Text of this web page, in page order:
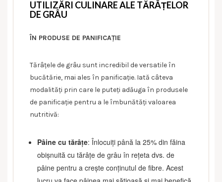
UTILIZĂRI CULINARE ALE TĂRÂȚELOR
DE GRÂU
ÎN PRODUSE DE PANIFICAȚIE
Tărâțele de grâu sunt incredibil de versatile în
bucătărie, mai ales în panificație. Iată câteva
modalități prin care le puteți adăuga în produsele
de panificație pentru a le îmbunătăți valoarea
nutritivă:
Pâine cu tărâțe: Înlocuiți până la 25% din făina
obișnuită cu tărâțe de grâu în rețeta dvs. de
pâine pentru a crește conținutul de fibre. Acest